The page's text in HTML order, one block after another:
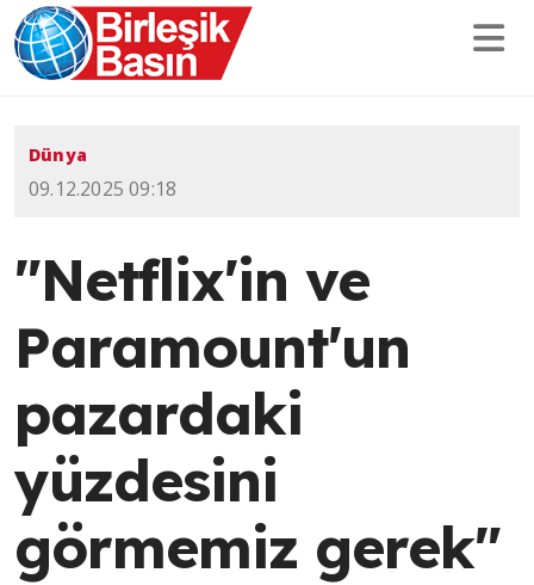
Dünya
09.12.2025 09:18
"Netflix'in ve
Paramount'un
pazardaki
yüzdesini
görmemiz gerek"